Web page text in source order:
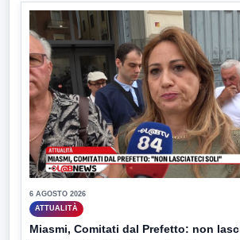
6 AGOSTO 2026
ATTUALITÀ
Miasmi, Comitati dal Prefetto: non